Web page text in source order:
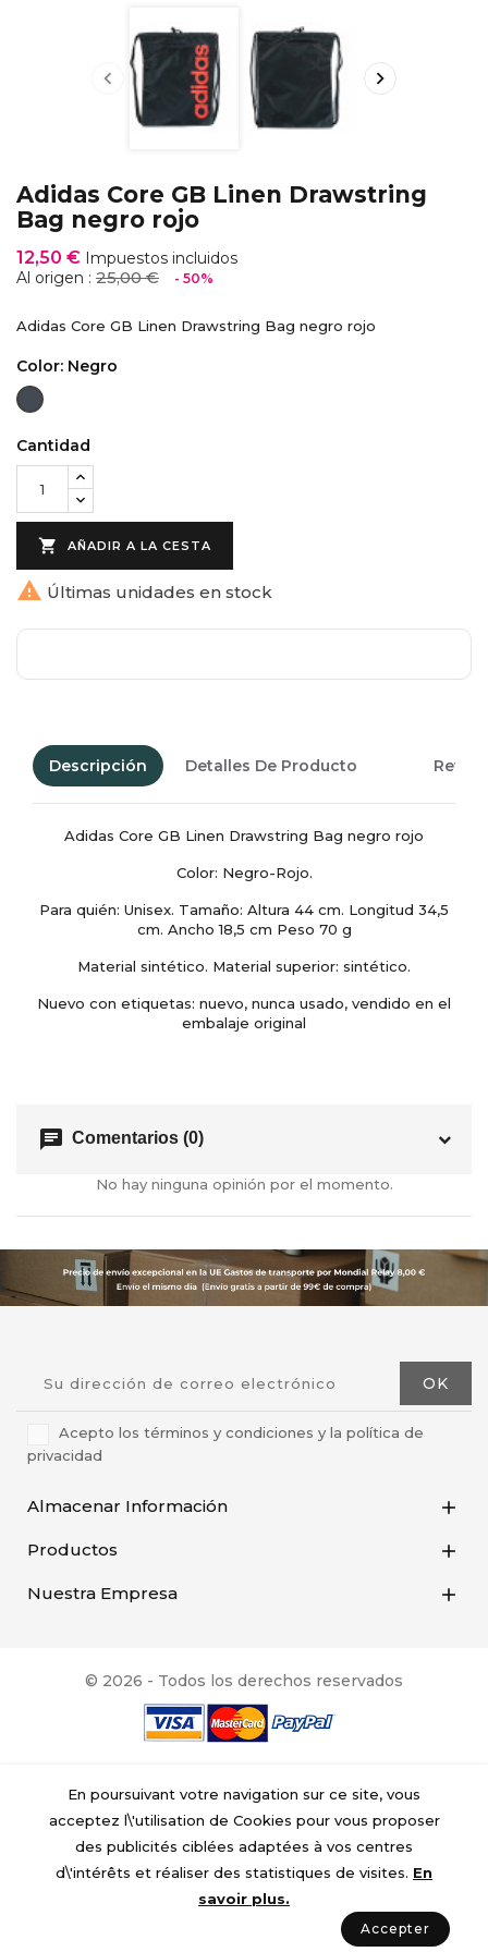
 
Adidas Core GB Linen Drawstring
Bag negro rojo
12,50 € Impuestos incluidos
Al origen : 25,00 € - 50%
Adidas Core GB Linen Drawstring Bag negro rojo
Color: Negro
Negro
Cantidad
 AÑADIR A LA CESTA
 Últimas unidades en stock
Descripción Detalles De Producto
Adidas Core GB Linen Drawstring Bag negro rojo
Color: Negro-Rojo.
Para quién: Unisex. Tamaño: Altura 44 cm. Longitud 34,5
cm. Ancho 18,5 cm Peso 70 g
Material sintético. Material superior: sintético.
Nuevo con etiquetas: nuevo, nunca usado, vendido en el
embalaje original
chat Comentarios (0)
No hay ninguna opinión por el momento.
Acepto los términos y condiciones y la política de
privacidad
Almacenar Información 
Productos 
Nuestra Empresa 
© 2026 - Todos los derechos reservados
En poursuivant votre navigation sur ce site, vous
acceptez l\'utilisation de Cookies pour vous proposer
des publicités ciblées adaptées à vos centres
d\'intérêts et réaliser des statistiques de visites. En
savoir plus.
Accepter